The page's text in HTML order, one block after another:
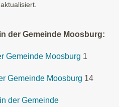
der Gemeinde Moosburg:
Gemeinde Moosburg 1
Gemeinde Moosburg 14
der Gemeinde